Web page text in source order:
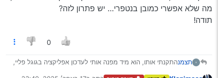
מה שלא אפשרי כמובן בנטפרי… יש פתרון לזה?
תודה!
0
תצמנהתקנתי אותו, הוא מיד מפנה אותי לעדכון אפליקציה בגוגל פליי,